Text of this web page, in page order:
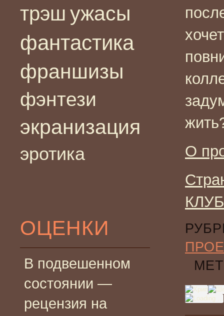
трэш ужасы
фантастика
франшизы
фэнтези
экранизация
эротика
ОЦЕНКИ
В подвешенном
состоянии —
рецензия на
О